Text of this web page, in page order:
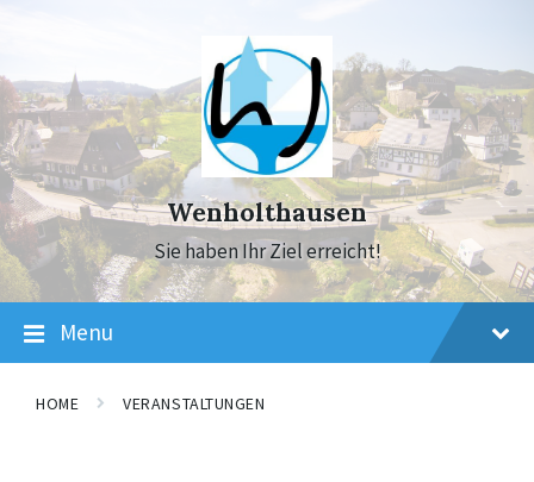
navigation
Wenholthausen
Sie haben Ihr Ziel erreicht!
Menu
HOME VERANSTALTUNGEN